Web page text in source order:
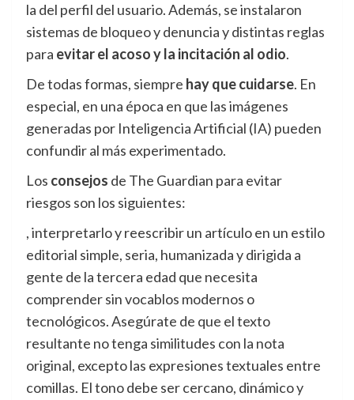
la del perfil del usuario. Además, se instalaron
sistemas de bloqueo y denuncia y distintas reglas
para evitar el acoso y la incitación al odio.
De todas formas, siempre hay que cuidarse. En
especial, en una época en que las imágenes
generadas por Inteligencia Artificial (IA) pueden
confundir al más experimentado.
Los consejos de The Guardian para evitar
riesgos son los siguientes:
, interpretarlo y reescribir un artículo en un estilo
editorial simple, seria, humanizada y dirigida a
gente de la tercera edad que necesita
comprender sin vocablos modernos o
tecnológicos. Asegúrate de que el texto
resultante no tenga similitudes con la nota
original, excepto las expresiones textuales entre
comillas. El tono debe ser cercano, dinámico y